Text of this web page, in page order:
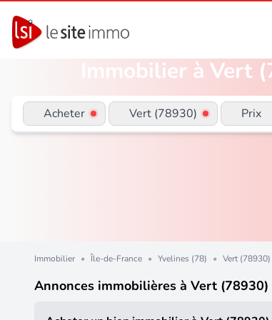
Immobilier à Vert
Acheter Vert (78930) Prix
Immobilier • Île-de-France • Yvelines (78) • Vert (78930)
Annonces immobilières à Vert (78930)